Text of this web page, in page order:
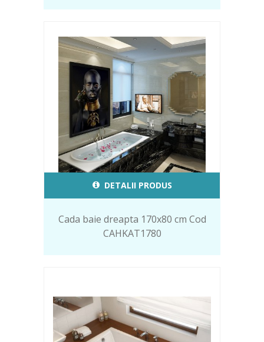
DETALII PRODUS
Cada baie dreapta 170x80 cm Cod
CAHKAT1780